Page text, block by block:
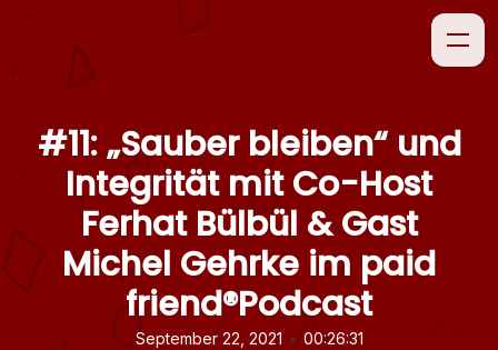
#11: „Sauber bleiben“ und
Integrität mit Co-Host
Ferhat Bülbül & Gast
Michel Gehrke im paid
friend®Podcast
September 22, 2021 • 00:26:31